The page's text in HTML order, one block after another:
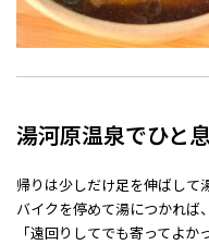
湯河原温泉でひと
帰りは少しだけ足を伸ばして
バイクを停めて湯につかれば
「遠回りしてでも寄ってよか